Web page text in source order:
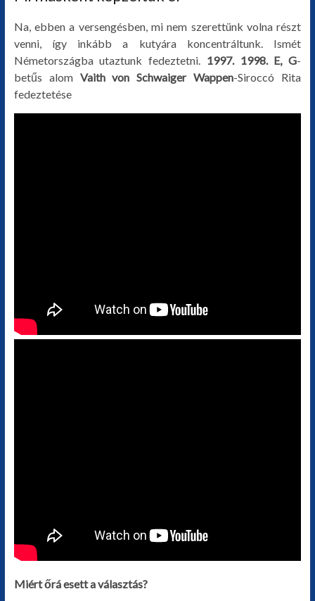
Na, ebben a versengésben, mi nem szerettünk volna részt
venni, így inkább a kutyára koncentráltunk. Ismét
Németországba utaztunk fedeztetni. 1997. 1998. E, G-
betűs alom Vaith von Schwaiger Wappen-Siroccó Rita
fedeztetése
Miért őrá esett a választás?